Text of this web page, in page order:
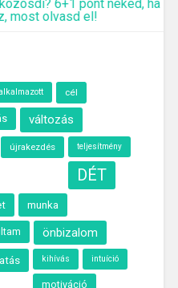
6+1 pont neked, ha
most olvasd el!
cél
változás
újrakezdés teljesítmény
DÉT
munka
önbizalom
kihívás intuíció
motiváció